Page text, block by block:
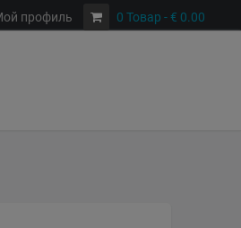
0 Товар - € 0.00
профиль